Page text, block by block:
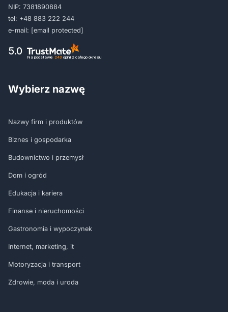
NIP: 7381890884
tel: +48 883 222 244
e-mail: [email protected]
5.0
Na podstawie 243 opinii z całego okresu
Wybierz nazwę
Nazwy firm i produktów
Biznes i gospodarka
Budownictwo i przemysł
Dom i ogród
Edukacja i kariera
Finanse i nieruchomości
Gastronomia i wypoczynek
Internet, marketing, it
Motoryzacja i transport
Zdrowie, moda i uroda